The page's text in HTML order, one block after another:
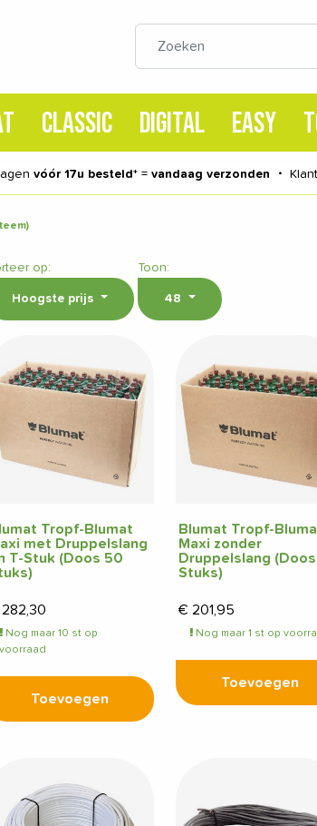
CLASSIC DIGITAL EASY
vóór 17u besteld* = vandaag verzonden ・
op:
Hoogste prijs
Toon:
48
Tropf-Blumat
met Druppelslang
T-Stuk (Doos 50
282,30
Nog maar 10 st op
voorraad
Toevoegen
Blumat Tropf-
Maxi zonder
Druppelslang
Stuks)
€ 201,95
Nog maar 1 st op
Toevoegen